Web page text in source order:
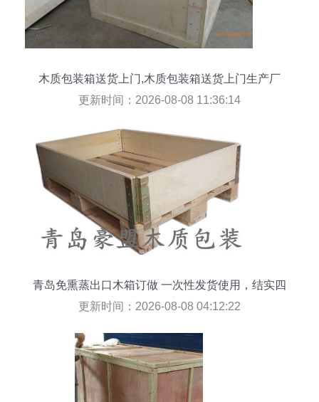
木质包装箱送货上门,木质包装箱送货上门生产厂
家,木质包装箱送货上门价格
更新时间：2026-08-08 11:36:14
青岛免熏蒸出口木箱订做 一次性发货使用，结实四
面进叉的理想选择
更新时间：2026-08-08 04:12:22